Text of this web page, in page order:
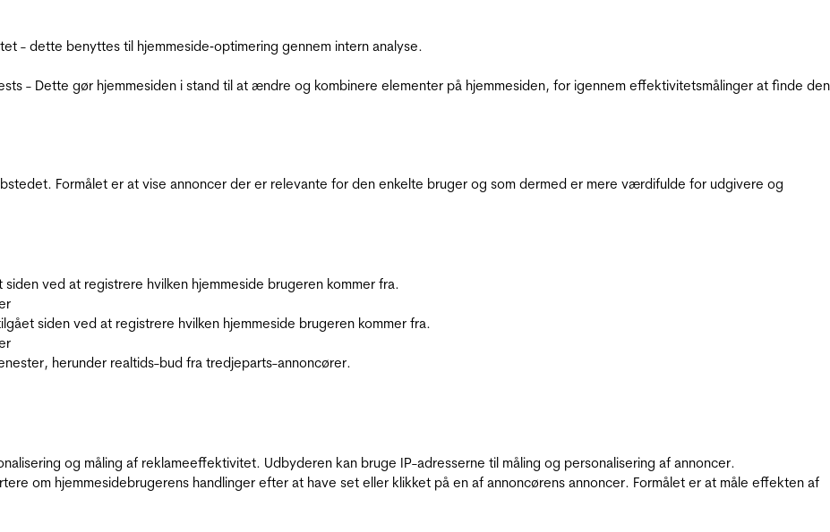
- dette benyttes til hjemmeside‐optimering gennem intern analyse.
- Dette gør hjemmesiden i stand til at ændre og kombinere elementer på hjemmesiden, for igennem effektivitetsmålinger at finde den
Formålet er at vise annoncer der er relevante for den enkelte bruger og som dermed er mere værdifulde for udgivere og
ved at registrere hvilken hjemmeside brugeren kommer fra.
siden ved at registrere hvilken hjemmeside brugeren kommer fra.
herunder realtids-bud fra tredjeparts-annoncører.
og måling af reklameeffektivitet. Udbyderen kan bruge IP-adresserne til måling og personalisering af annoncer.
om hjemmesidebrugerens handlinger efter at have set eller klikket på en af annoncørens annoncer. Formålet er at måle effekten af